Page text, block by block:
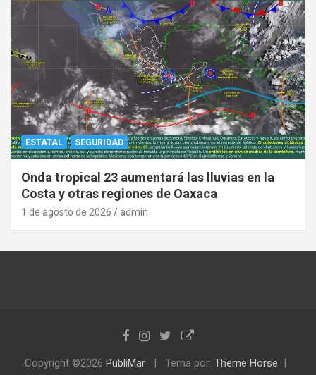
ESTATAL SEGURIDAD
Onda tropical 23 aumentará las lluvias en la
Costa y otras regiones de Oaxaca
1 de agosto de 2026 admin
Copyright ©2026 PubliMar Tema por: Theme Horse